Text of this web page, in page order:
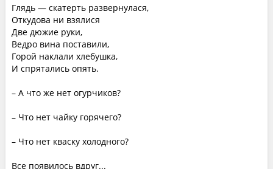
Глядь — скатерть развернулася,
Откудова ни взялися
Две дюжие руки,
Ведро вина поставили,
Горой наклали хлебушка,
И спрятались опять.
– А что же нет огурчиков?
– Что нет чайку горячего?
– Что нет кваску холодного?
Все появилось вдруг...